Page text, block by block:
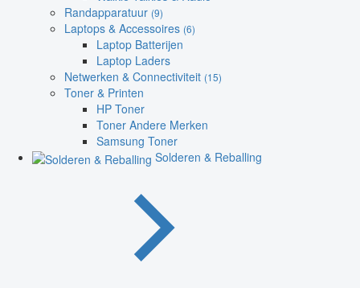
Randapparatuur (9)
Laptops & Accessoires (6)
Laptop Batterijen
Laptop Laders
Netwerken & Connectiviteit (15)
Toner & Printen
HP Toner
Toner Andere Merken
Samsung Toner
Solderen & Reballing